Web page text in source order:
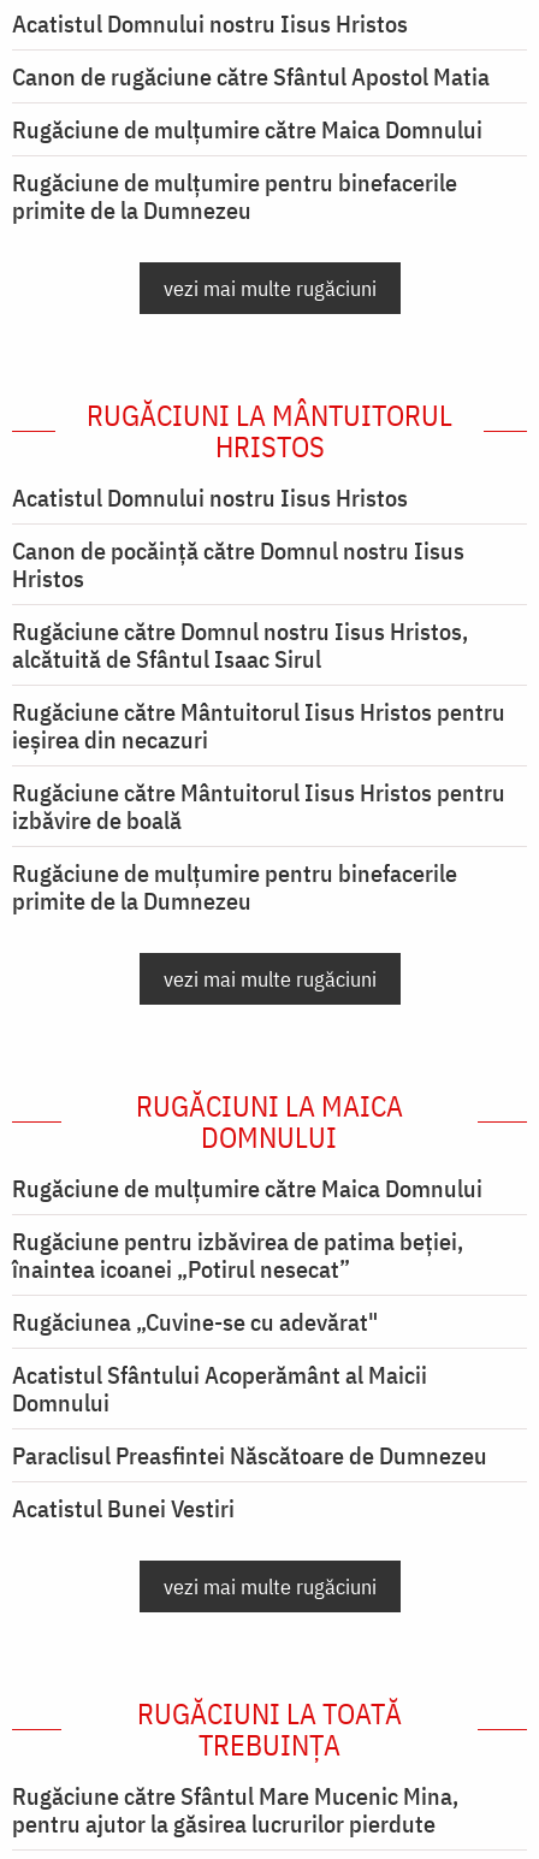
Acatistul Domnului nostru Iisus Hristos
Canon de rugăciune către Sfântul Apostol Matia
Rugăciune de mulţumire către Maica Domnului
Rugăciune de mulțumire pentru binefacerile
primite de la Dumnezeu
vezi mai multe rugăciuni
RUGĂCIUNI LA MÂNTUITORUL
HRISTOS
Acatistul Domnului nostru Iisus Hristos
Canon de pocăință către Domnul nostru Iisus
Hristos
Rugăciune către Domnul nostru Iisus Hristos,
alcătuită de Sfântul Isaac Sirul
Rugăciune către Mântuitorul Iisus Hristos pentru
ieşirea din necazuri
Rugăciune către Mântuitorul Iisus Hristos pentru
izbăvire de boală
Rugăciune de mulțumire pentru binefacerile
primite de la Dumnezeu
vezi mai multe rugăciuni
RUGĂCIUNI LA MAICA
DOMNULUI
Rugăciune de mulţumire către Maica Domnului
Rugăciune pentru izbăvirea de patima beției,
înaintea icoanei „Potirul nesecat”
Rugăciunea „Cuvine-se cu adevărat"
Acatistul Sfântului Acoperământ al Maicii
Domnului
Paraclisul Preasfintei Născătoare de Dumnezeu
Acatistul Bunei Vestiri
vezi mai multe rugăciuni
RUGĂCIUNI LA TOATĂ
TREBUINȚA
Rugăciune către Sfântul Mare Mucenic Mina,
pentru ajutor la găsirea lucrurilor pierdute